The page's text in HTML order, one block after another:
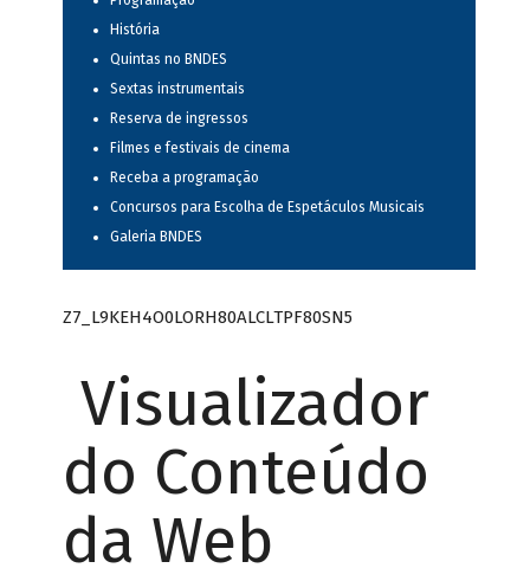
História
Quintas no BNDES
Sextas instrumentais
Reserva de ingressos
Filmes e festivais de cinema
Receba a programação
Concursos para Escolha de Espetáculos Musicais
Galeria BNDES
Z7_L9KEH4O0LORH80ALCLTPF80SN5
Visualizador
do Conteúdo
da Web